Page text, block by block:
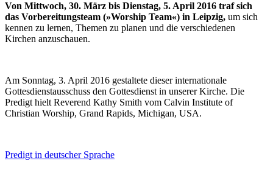
Von Mittwoch, 30. März bis Dienstag, 5. April 2016 traf sich
das Vorbereitungsteam (»Worship Team«) in Leipzig, um sich
kennen zu lernen, Themen zu planen und die verschiedenen
Kirchen anzuschauen.
Am Sonntag, 3. April 2016 gestaltete dieser internationale
Gottesdienstausschuss den Gottesdienst in unserer Kirche. Die
Predigt hielt Reverend Kathy Smith vom Calvin Institute of
Christian Worship, Grand Rapids, Michigan, USA.
Predigt in deutscher Sprache